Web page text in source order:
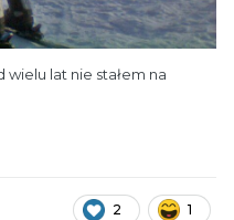
lat nie stałem na
2 1